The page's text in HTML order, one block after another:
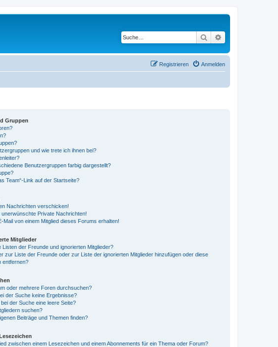
Suche
Anmelden
Registrieren
Gruppen
und wie trete ich ihnen bei?
Benutzergruppen farbig dargestellt?
Team“-Link auf der Startseite?
Nachrichten verschicken!
Private Nachrichten!
Mail von einem Mitglied dieses Forums erhalten!
Mitglieder
Listen der Freunde und ignorierten Mitglieder?
zur Liste der Freunde oder zur Liste der ignorierten Mitglieder hinzufügen oder diese
entfernen?
oder mehrere Foren durchsuchen?
der Suche keine Ergebnisse?
der Suche eine leere Seite?
suchen?
Beiträge und Themen finden?
zwischen einem Lesezeichen und einem Abonnements für ein Thema oder Forum?